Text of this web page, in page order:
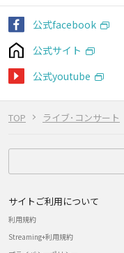
TOP ライブ･コンサート
公式facebook
公式サイト
公式youtube
サイトご利用について
利用規約
Streaming+利用規約